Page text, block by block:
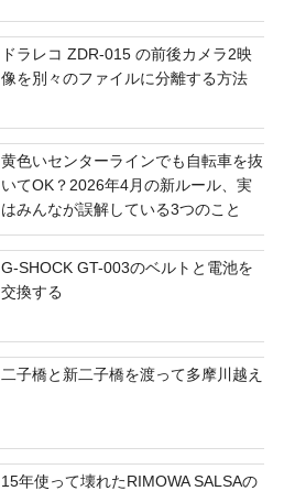
ドラレコ ZDR-015 の前後カメラ2映
像を別々のファイルに分離する方法
黄色いセンターラインでも自転車を抜
いてOK？2026年4月の新ルール、実
はみんなが誤解している3つのこと
G-SHOCK GT-003のベルトと電池を
交換する
二子橋と新二子橋を渡って多摩川越え
15年使って壊れたRIMOWA SALSAの